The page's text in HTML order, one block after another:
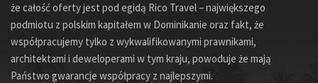
że całość oferty jest pod egidą Rico Travel – największego
podmiotu z polskim kapitałem w Dominikanie oraz fakt, że
współpracujemy tylko z wykwalifikowanymi prawnikami,
architektami i deweloperami w tym kraju, powoduje że mają
Państwo gwarancje współpracy z najlepszymi.